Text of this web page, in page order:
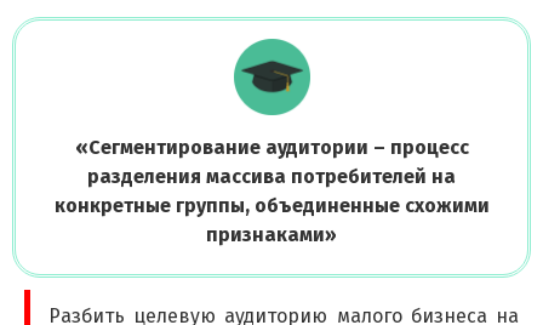
«Сегментирование аудитории – процесс
разделения массива потребителей на
конкретные группы, объединенные схожими
признаками»
Разбить целевую аудиторию малого бизнеса на